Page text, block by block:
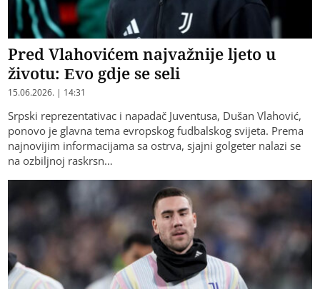
Pred Vlahovićem najvažnije ljeto u
životu: Evo gdje se seli
15.06.2026. | 14:31
Srpski reprezentativac i napadač Juventusa, Dušan Vlahović,
ponovo je glavna tema evropskog fudbalskog svijeta. Prema
najnovijim informacijama sa ostrva, sjajni golgeter nalazi se
na ozbiljnoj raskrsn…